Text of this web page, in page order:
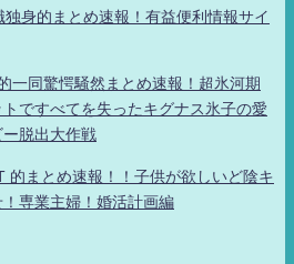
的まとめ速報！有益便利情報サイ
一同驚愕騒然まとめ速報！超氷河期
ですべてを失ったキグナス氷子の愛
脱出大作戦
的まとめ速報！！子供が欲しいど陰キ
専業主婦！婚活計画編